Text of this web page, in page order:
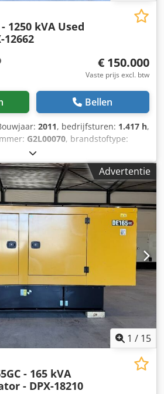
1250 kVA Used
12662
€ 150.000
Vaste prijs excl. btw
Bellen
2011, bedrijfsturen: 1.417 h,
G2L00070, brandstoftype:
Caterpillar 3512
Leeggewicht: 14.000 kg
kVA Afmetingen laadruimte:
VS Neem contact op met
Dsdpfx Aszn Erlsbmjck =
= - Bedieningspaneel
Advertentie
1 / 15
- 165 kVA
- DPX-18210